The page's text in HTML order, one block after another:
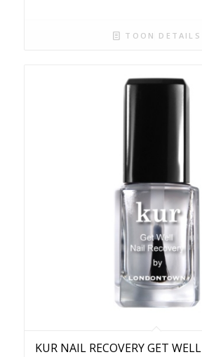
TOON DETAILS
KUR NAIL RECOVERY GET WELL